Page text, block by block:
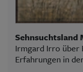
Sehnsuchtsland
Irmgard Irro über
Erfahrungen in